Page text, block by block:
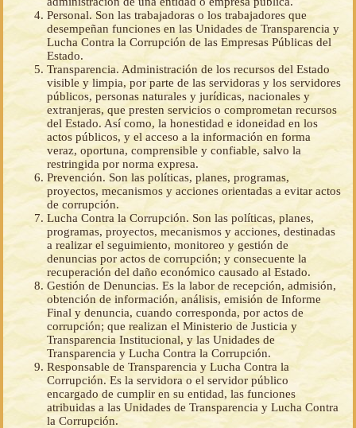
Personal. Son las trabajadoras o los trabajadores que
desempeñan funciones en las Unidades de Transparencia y
Lucha Contra la Corrupción de las Empresas Públicas del
Estado.
Transparencia. Administración de los recursos del Estado
visible y limpia, por parte de las servidoras y los servidores
públicos, personas naturales y jurídicas, nacionales y
extranjeras, que presten servicios o comprometan recursos
del Estado. Así como, la honestidad e idoneidad en los
actos públicos, y el acceso a la información en forma
veraz, oportuna, comprensible y confiable, salvo la
restringida por norma expresa.
Prevención. Son las políticas, planes, programas,
proyectos, mecanismos y acciones orientadas a evitar actos
de corrupción.
Lucha Contra la Corrupción. Son las políticas, planes,
programas, proyectos, mecanismos y acciones, destinadas
a realizar el seguimiento, monitoreo y gestión de
denuncias por actos de corrupción; y consecuente la
recuperación del daño económico causado al Estado.
Gestión de Denuncias. Es la labor de recepción, admisión,
obtención de información, análisis, emisión de Informe
Final y denuncia, cuando corresponda, por actos de
corrupción; que realizan el Ministerio de Justicia y
Transparencia Institucional, y las Unidades de
Transparencia y Lucha Contra la Corrupción.
Responsable de Transparencia y Lucha Contra la
Corrupción. Es la servidora o el servidor público
encargado de cumplir en su entidad, las funciones
atribuidas a las Unidades de Transparencia y Lucha Contra
la Corrupción.